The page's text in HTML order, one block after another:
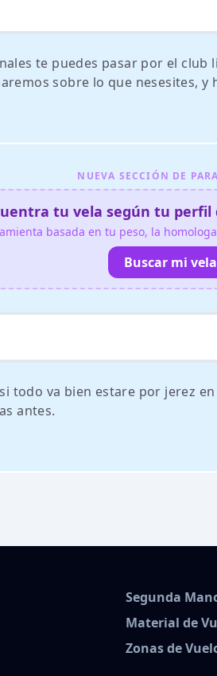
te puedes pasar por el
sobre lo que nesesites, y
NUEVA SECCIÓN DE
tu vela según tu perfil
basada en tu peso, la
Buscar mi
todo va bien estare por jerez
antes.
Segunda
Material de
Zonas de